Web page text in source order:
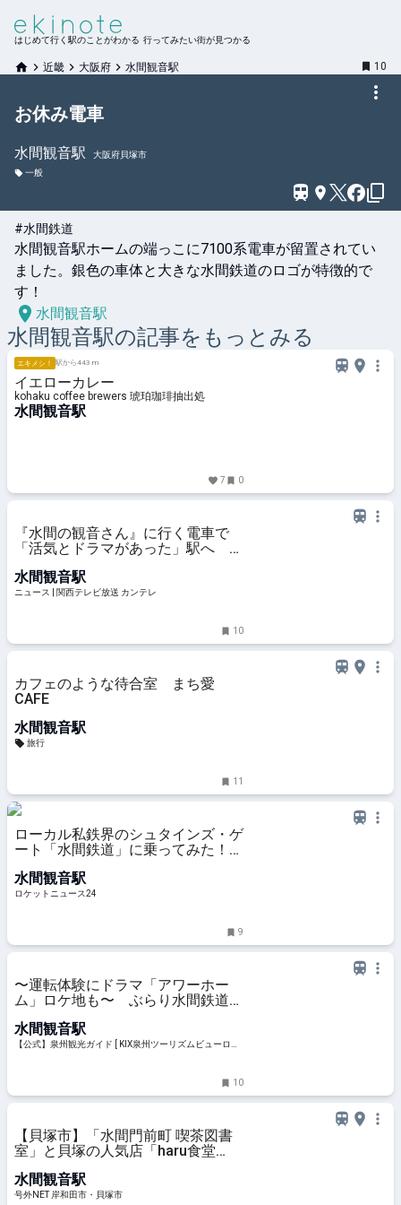
はじめて行く駅のことがわかる 行ってみたい街が見つかる
近畿 大阪府 水間観音駅 10
お休み電車
水間観音駅
大阪府貝塚市
一般
#水間鉄道
水間観音駅ホームの端っこに7100系電車が留置されてい
ました。銀色の車体と大きな水間鉄道のロゴが特徴的で
す！
水間観音駅
水間観音駅の記事をもっとみる
エキメシ！ 駅から443 m
イエローカレー
kohaku coffee brewers 琥珀珈琲抽出処
水間観音駅
7 0
『水間の観音さん』に行く電車で
「活気とドラマがあった」駅へ 車
に兵動さん興奮！ 大阪・貝塚【兵
動大樹の今昔さんぽ 関西テレビ
今昔さんぽ | ニュース | 関西テレビ
放送 カンテレ
水間観音駅
ニュース | 関西テレビ放送 カンテレ
10
カフェのような待合室 まち愛
CAFE
水間観音駅
旅行
11
ローカル私鉄界のシュタインズ・ゲ
ート「水間鉄道」に乗ってみた！
ステンレス車両
水間観音駅
ロケットニュース24
9
〜運転体験にドラマ「アワーホー
ム」ロケ地も〜 ぶらり水間鉄道沿
ガイド [ KIX泉州ツーリズムビュー
ロー ]
水間観音駅
【公式】泉州観光ガイド [ KIX泉州ツーリズムビューロー
10
【貝塚市】「水間門前町 喫茶図書
室」と貝塚の人気店「haru食堂
えないメニューが登場です。
水間観音駅
号外NET 岸和田市・貝塚市